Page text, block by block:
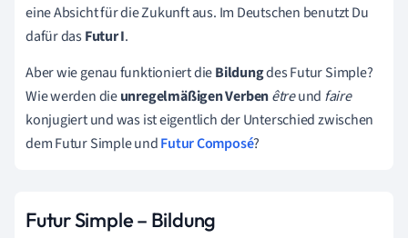
eine Absicht für die Zukunft aus. Im Deutschen benutzt Du
dafür dasFutur I.
Aber wie genau funktioniert dieBildungdes Futur Simple?
Wie werden dieunregelmäßigenVerbenêtreund faire
konjugiert und was ist eigentlich der Unterschied zwischen
dem Futur Simple undFutur Composé?
Futur Simple – Bildung